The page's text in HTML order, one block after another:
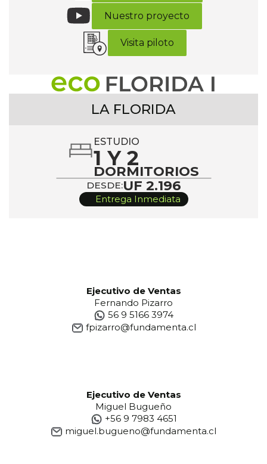
Nuestro proyecto
Visita piloto
LA FLORIDA
ESTUDIO
1 Y 2
DORMITORIOS
DESDE:UF 2.196
Entrega Inmediata
Ejecutivo de Ventas
Fernando Pizarro
56 9 5166 3974
fpizarro@fundamenta.cl
Ejecutivo de Ventas
Miguel Bugueño
+56 9 7983 4651
miguel.bugueno@fundamenta.cl